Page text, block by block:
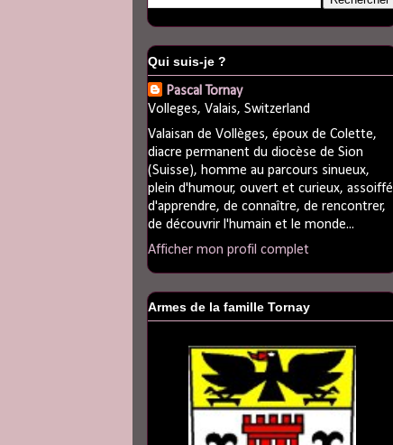
Qui suis-je ?
Pascal Tornay
Volleges, Valais, Switzerland
Valaisan de Vollèges, époux de Colette,
diacre permanent du diocèse de Sion
(Suisse), homme au parcours sinueux,
plein d'humour, ouvert et curieux, assoiffé
d'apprendre, de connaître, de rencontrer,
de découvrir l'humain et le monde...
Afficher mon profil complet
Armes de la famille Tornay